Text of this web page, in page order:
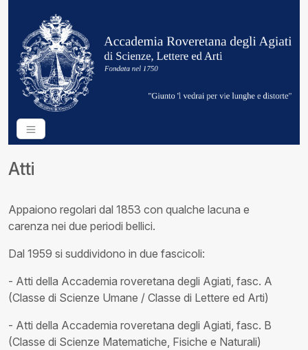
Atti
Appaiono regolari dal 1853 con qualche lacuna e
carenza nei due periodi bellici.
Dal 1959 si suddividono in due fascicoli:
- Atti della Accademia roveretana degli Agiati, fasc. A
(Classe di Scienze Umane / Classe di Lettere ed Arti)
- Atti della Accademia roveretana degli Agiati, fasc. B
(Classe di Scienze Matematiche, Fisiche e Naturali)